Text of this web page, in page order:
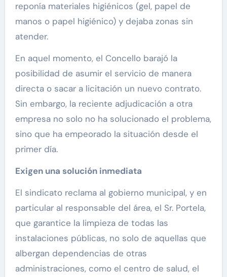
reponía materiales higiénicos (gel, papel de
manos o papel higiénico) y dejaba zonas sin
atender.
En aquel momento, el Concello barajó la
posibilidad de asumir el servicio de manera
directa o sacar a licitación un nuevo contrato.
Sin embargo, la reciente adjudicación a otra
empresa no solo no ha solucionado el problema,
sino que ha empeorado la situación desde el
primer día.
Exigen una solución inmediata
El sindicato reclama al gobierno municipal, y en
particular al responsable del área, el Sr. Portela,
que garantice la limpieza de todas las
instalaciones públicas, no solo de aquellas que
albergan dependencias de otras
administraciones, como el centro de salud, el